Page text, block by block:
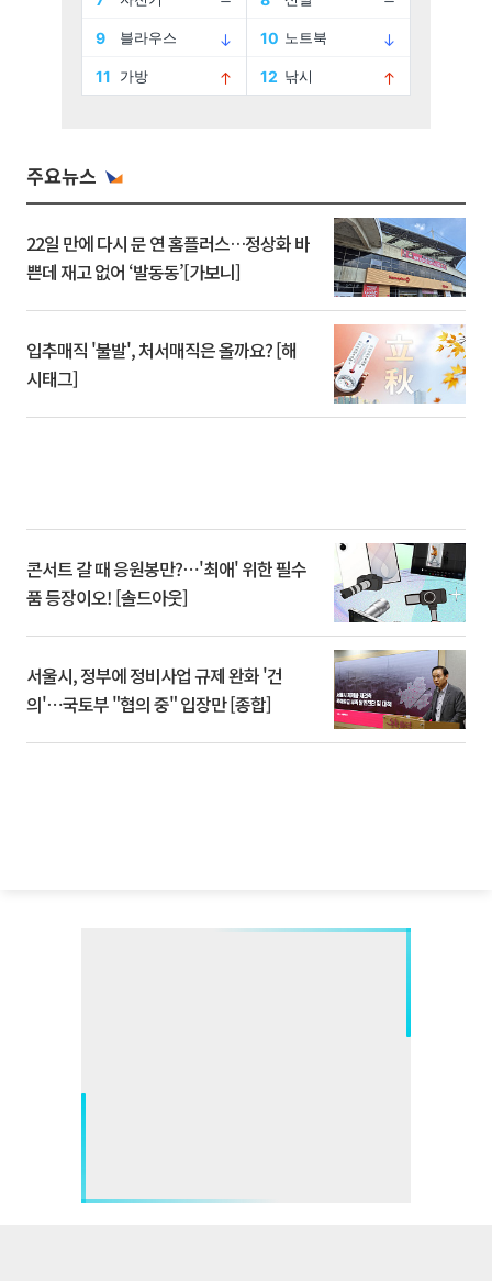
주요뉴스
22일 만에 다시 문 연 홈플러스…정상화 바
쁜데 재고 없어 ‘발동동’[가보니]
입추매직 '불발', 처서매직은 올까요? [해
시태그]
콘서트 갈 때 응원봉만?⋯'최애' 위한 필수
품 등장이오! [솔드아웃]
서울시, 정부에 정비사업 규제 완화 '건
의'⋯국토부 "협의 중" 입장만 [종합]